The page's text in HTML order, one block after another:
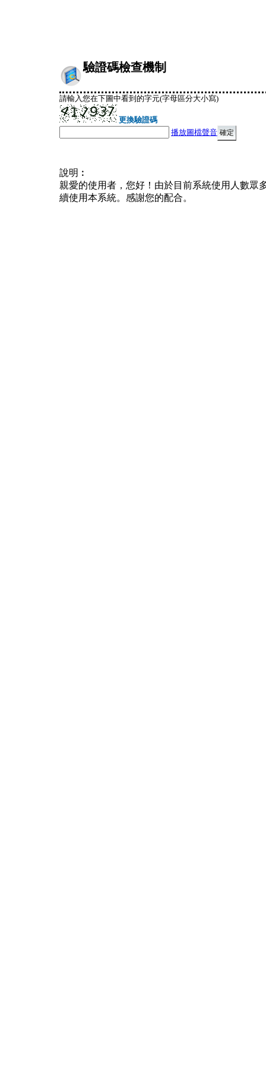
驗證碼檢查機制
請輸入您在下圖中看到的字元(字母區分大小寫)
更換驗證碼
播放圖檔聲音
說明︰
親愛的使用者，您好！由於目前系統使用人數眾
續使用本系統。感謝您的配合。